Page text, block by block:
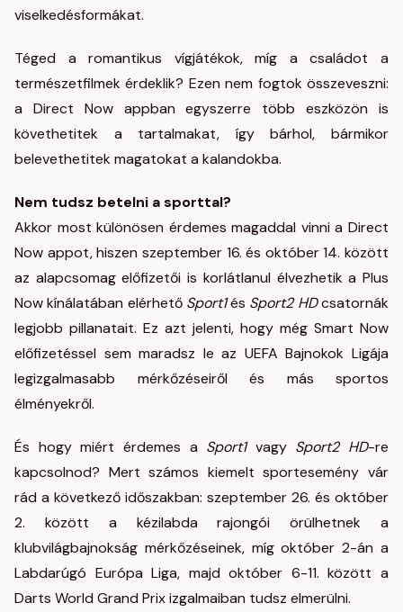
viselkedésformákat.
Téged a romantikus vígjátékok, míg a családot a
természetfilmek érdeklik? Ezen nem fogtok összeveszni:
a Direct Now appban egyszerre több eszközön is
követhetitek a tartalmakat, így bárhol, bármikor
belevethetitek magatokat a kalandokba.
Nem tudsz betelni a sporttal?
Akkor most különösen érdemes magaddal vinni a Direct
Now appot, hiszen szeptember 16. és október 14. között
az alapcsomag előfizetői is korlátlanul élvezhetik a Plus
Now kínálatában elérhető Sport1és Sport2 HDcsatornák
legjobb pillanatait. Ez azt jelenti, hogy még Smart Now
előfizetéssel sem maradsz le az UEFA Bajnokok Ligája
legizgalmasabb mérkőzéseiről és más sportos
élményekről.
És hogy miért érdemes a Sport1vagy Sport2 HD-re
kapcsolnod? Mert számos kiemelt sportesemény vár
rád a következő időszakban: szeptember 26. és október
2. között a kézilabda rajongói örülhetnek a
klubvilágbajnokság mérkőzéseinek, míg október 2-án a
Labdarúgó Európa Liga, majd október 6-11. között a
Darts World Grand Prix izgalmaiban tudsz elmerülni.